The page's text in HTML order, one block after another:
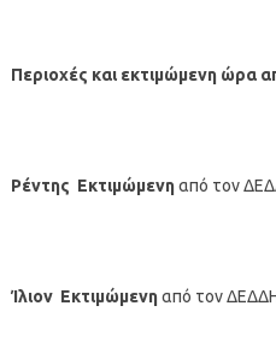
Περιοχές και εκτιμώμενη ώρα
Ρέντης Εκτιμώμενηαπό τον
Ίλιον Εκτιμώμενηαπό τον